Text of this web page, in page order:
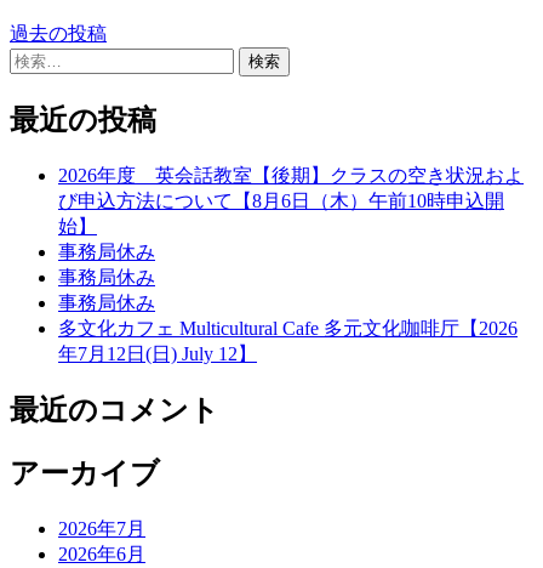
投
稿
ナ
過去の投稿
検
最近の投稿
2026年度 英会話教室【後期】クラスの空き状況およ
び申込方法について【8月6日（木）午前10時申込開
始】
事務局休み
事務局休み
事務局休み
多文化カフェ Multicultural Cafe 多元文化咖啡厅【2026
年7月12日(日) July 12】
最近のコメント
アーカイブ
2026年7月
2026年6月